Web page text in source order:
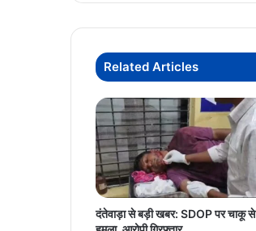
दीपक
बैज
का
ऐलान
Related Articles
दंतेवाड़ा से बड़ी खबर: SDOP पर चाकू से